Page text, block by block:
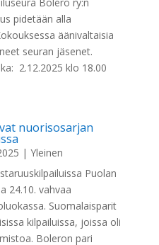
pidetään alla
äänivaltaisia
seuran jäsenet.
2.12.2025 klo 18.00
nuorisosarjan
| Yleinen
Puolan
24.10. vahvaa
Suomalaisparit
kilpailuissa, joissa oli
Boleron pari